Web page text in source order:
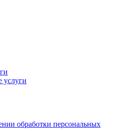
услуги
обработки персональных